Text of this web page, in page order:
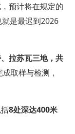
预计将在规定的
是最迟到2026
拉苏瓦三地，共
取样与检测，
8处深达400米